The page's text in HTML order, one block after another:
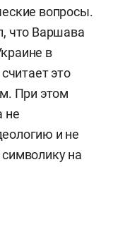
вопросы.
что Варшава
в
это
При этом
не
и не
на